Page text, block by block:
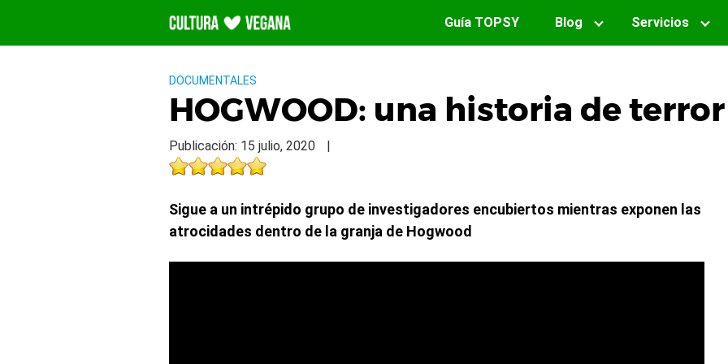
contenido
Guía TOPSY Blog Servicios
DOCUMENTALES
HOGWOOD: una historia de
Publicación: 15 julio, 2020 |
Sigue a un intrépido grupo de investigadores encubiertos mientras exponen las
atrocidades dentro de la granja de Hogwood